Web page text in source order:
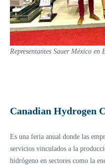
Representantes Sauer México
Canadian Hydrogen
Es una feria anual donde las
servicios vinculados a la
hidrógeno en sectores como la